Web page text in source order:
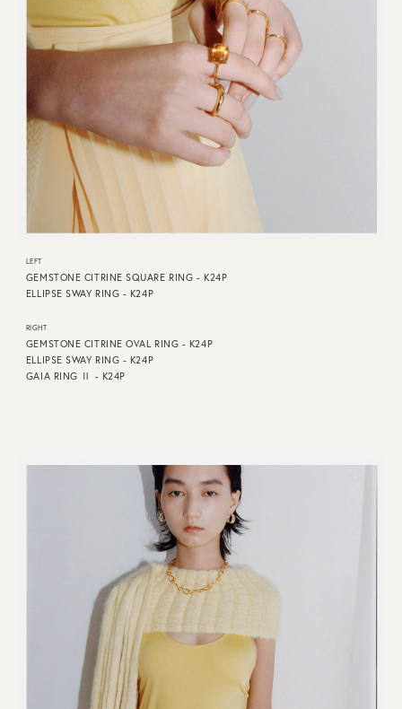
LEFT
GEMSTONE CITRINE SQUARE RING - K24P
ELLIPSE SWAY RING - K24P
RIGHT
GEMSTONE CITRINE OVAL RING - K24P
ELLIPSE SWAY RING - K24P
GAIA RING Ⅱ - K24P